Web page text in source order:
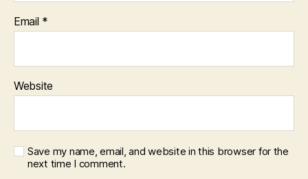
Email *
Website
Save my name, email, and website in this browser for the
next time I comment.